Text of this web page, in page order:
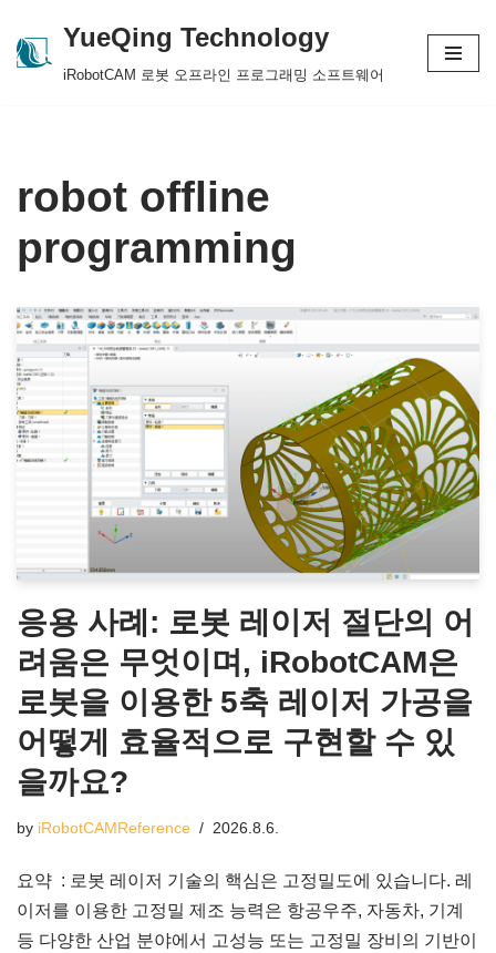
Skip
YueQing Technology
iRobotCAM 로봇 오프라인 프로그래밍 소프트웨어
robot offline
programming
응용 사례: 로봇 레이저 절단의 어
려움은 무엇이며, iRobotCAM은
로봇을 이용한 5축 레이저 가공을
어떻게 효율적으로 구현할 수 있
을까요?
by iRobotCAMReference 2026.8.6.
요약 : 로봇 레이저 기술의 핵심은 고정밀도에 있습니다. 레
이저를 이용한 고정밀 제조 능력은 항공우주, 자동차, 기계
등 다양한 산업 분야에서 고성능 또는 고정밀 장비의 기반이